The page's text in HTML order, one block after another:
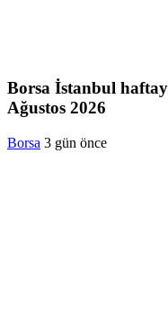
Borsa İstanbul
Ağustos 2026
Borsa 3 gün önce